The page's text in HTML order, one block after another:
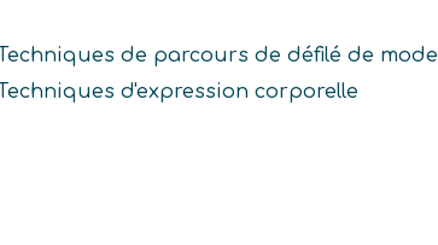
Techniques de parcours de défilé de mode
Techniques d'expression corporelle